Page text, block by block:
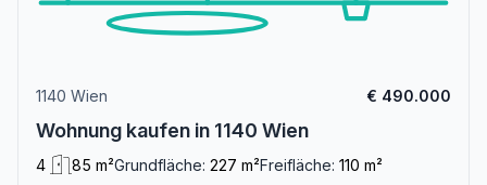
1140 Wien € 490.000
Wohnung kaufen in 1140 Wien
4 85 m²Grundfläche: 227 m²Freifläche: 110 m²